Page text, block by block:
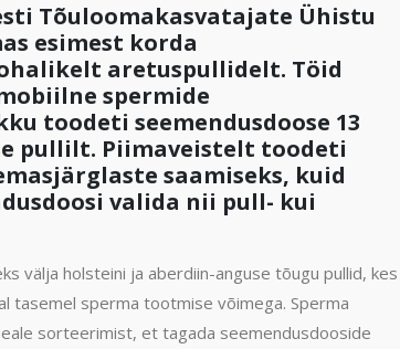
Tõuloomakasvatajate Ühistu
esimest korda
aretuspullidelt. Töid
spermide
toodeti seemendusdoose 13
pullilt. Piimaveistelt toodeti
saamiseks, kuid
valida nii pull- kui
välja holsteini ja aberdiin-anguse tõugu pullid, kes
tasemel sperma tootmise võimega. Sperma
sorteerimist, et tagada seemendusdooside